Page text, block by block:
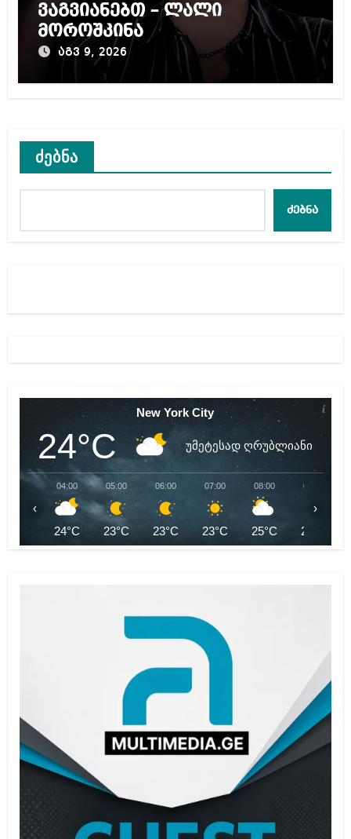
ვაგვიანებთ – ლალი
მოროშკინა
აგვ 9, 2026
ძებნა
ძებნა
New York City
24°C უმეტესად ღრუბლიანი
04:00
24°C
05:00
23°C
06:00
23°C
07:00
23°C
08:00
25°C
09:00
27°C
‹ ›